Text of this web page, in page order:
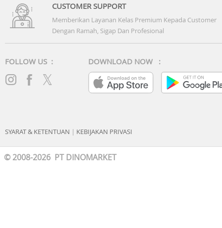
Berat
Sekitar 76 g (tidak termasuk tali)
TAMPILAN
Ukuran
Resolusi
466 × 466 piksel, PPI 311
Bahan
Dial arloji: kaca safir
CUSTOMER SUPPORT
Memberikan Layanan Kelas Premium Kepada Customer
Dengan Ramah, Sigap Dan Profesional
FOLLOW US : DOWNLOAD NOW :
SYARAT & KETENTUAN | KEBIJAKAN PRIVASI
© 2008-2026 PT DINOMARKET